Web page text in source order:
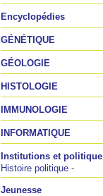
Encyclopédies
GÉNÉTIQUE
GÉOLOGIE
HISTOLOGIE
IMMUNOLOGIE
INFORMATIQUE
Institutions et politique
Histoire politique
Jeunesse